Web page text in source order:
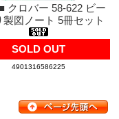
クロバー 58-622 ビー
製図ノート 5冊セット
SOLD OUT
4901316586225